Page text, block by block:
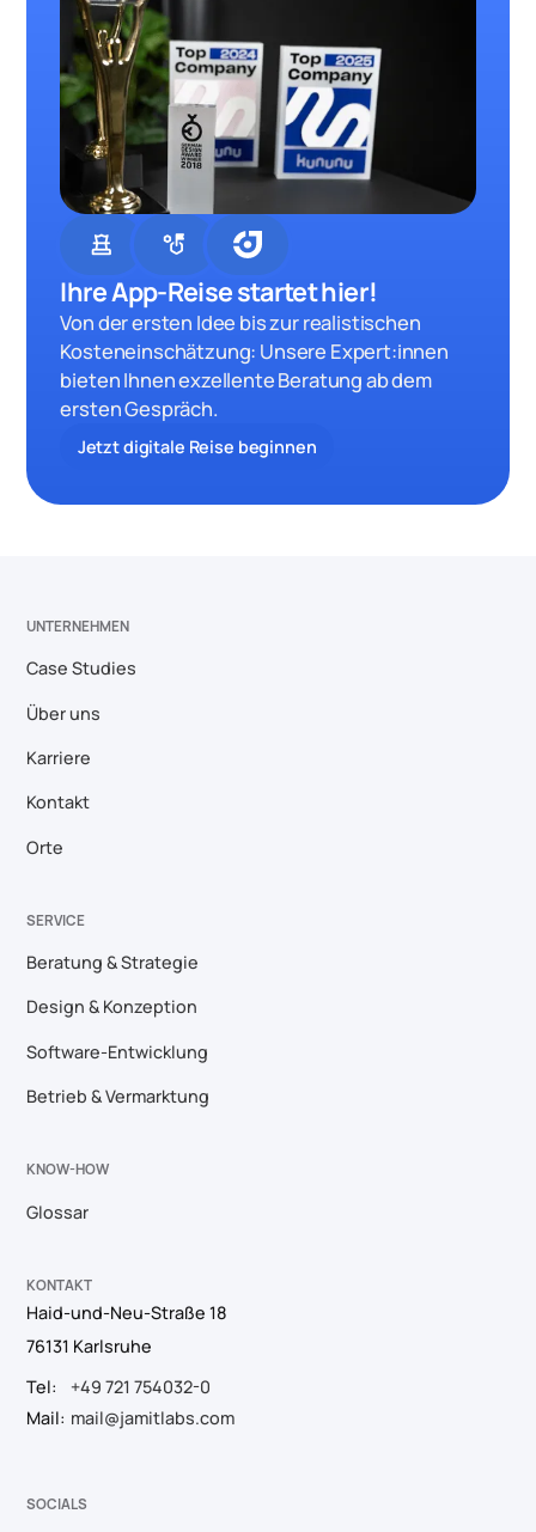
chess strategy
Ihre App-Reise startet hier!
Von der ersten Idee bis zur realistischen
Kosteneinschätzung: Unsere Expert:innen
bieten Ihnen exzellente Beratung ab dem
ersten Gespräch.
Jetzt digitale Reise beginnen
UNTERNEHMEN
Case Studies
Über uns
Karriere
Kontakt
Orte
SERVICE
Beratung & Strategie
Design & Konzeption
Software-Entwicklung
Betrieb & Vermarktung
KNOW-HOW
Glossar
KONTAKT
Haid-und-Neu-Straße 18
76131 Karlsruhe
Tel:
+49 721 754032-0
Mail: mail@jamitlabs.com
SOCIALS